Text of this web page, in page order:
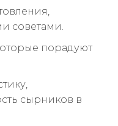
советами.
порадуют
сырников в